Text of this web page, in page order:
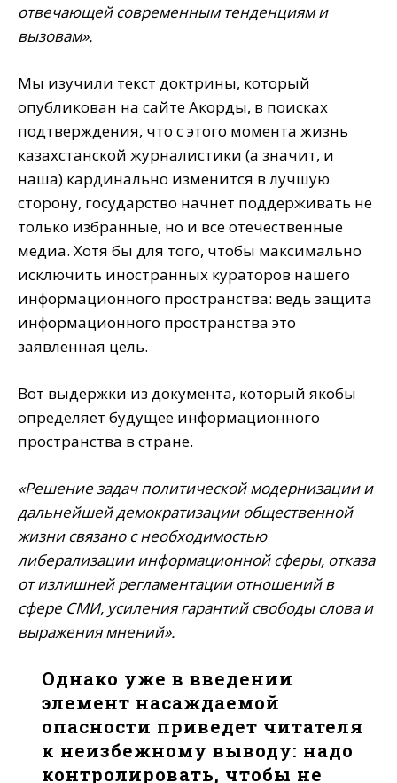
отвечающей современным тенденциям и
вызовам».
Мы изучили текст доктрины, который
опубликован на сайте Акорды, в поисках
подтверждения, что с этого момента жизнь
казахстанской журналистики (а значит, и
наша) кардинально изменится в лучшую
сторону, государство начнет поддерживать не
только избранные, но и все отечественные
медиа. Хотя бы для того, чтобы максимально
исключить иностранных кураторов нашего
информационного пространства: ведь защита
информационного пространства это
заявленная цель.
Вот выдержки из документа, который якобы
определяет будущее информационного
пространства в стране.
«Решение задач политической модернизации и
дальнейшей демократизации общественной
жизни связано с необходимостью
либерализации информационной сферы, отказа
от излишней регламентации отношений в
сфере СМИ, усиления гарантий свободы слова и
выражения мнений».
Однако уже в введении
элемент насаждаемой
опасности приведет читателя
к неизбежному выводу: надо
контролировать, чтобы не